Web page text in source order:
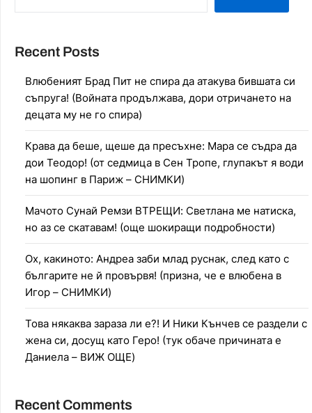
Recent Posts
Влюбеният Брад Пит не спира да атакува бившата си
съпруга! (Войната продължава, дори отричането на
децата му не го спира)
Крава да беше, щеше да пресъхне: Мара се съдра да
дои Теодор! (от седмица в Сен Тропе, глупакът я води
на шопинг в Париж – СНИМКИ)
Мачото Сунай Ремзи ВТРЕЩИ: Светлана ме натиска,
но аз се скатавам! (още шокиращи подробности)
Ох, какиното: Андреа заби млад руснак, след като с
българите не й провървя! (призна, че е влюбена в
Игор – СНИМКИ)
Това някаква зараза ли е?! И Ники Кънчев се раздели с
жена си, досущ като Геро! (тук обаче причината е
Даниела – ВИЖ ОЩЕ)
Recent Comments